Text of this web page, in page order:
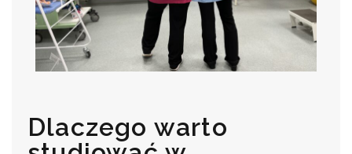
Dlaczego warto